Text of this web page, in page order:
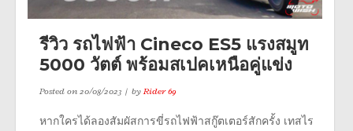
รีวิว รถไฟฟ้า Cineco ES5 แรงสมูท
5000 วัตต์ พร้อมสเปคเหนือคู่แข่ง
Posted on20/08/2023 byRider 69
หากใครได้ลองสัมผัสการขี่รถไฟฟ้าสกู๊ตเตอร์สักครั้ง เทสไร